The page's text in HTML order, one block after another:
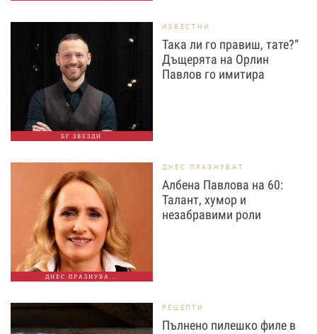
БГ ЗВЕЗДИ
ИЗВЕСТНИ
Така ли го правиш, тате?“
Дъщерята на Орлин
Павлов го имитира
ДНЕС ПРАЗНУВА...
ДНЕС ПРАЗНУВАТ
Албена Павлова на 60:
Талант, хумор и
незабравими роли
РЕЦЕПТИ
Пълнено пилешко филе в